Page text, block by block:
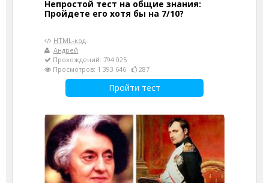
Непростой тест на общие знания:
Пройдете его хотя бы на 7/10?
HTML-код
Андрей
Прохождений: 794 025
Просмотров: 1 393 646
287
Пройти тест